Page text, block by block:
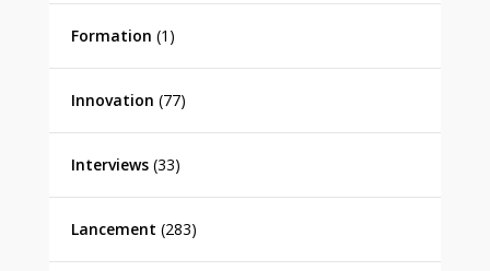
Formation (1)
Innovation (77)
Interviews(33)
Lancement (283)